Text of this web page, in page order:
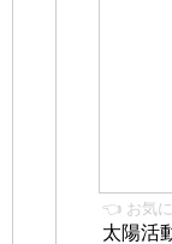
👈 お気
太陽活